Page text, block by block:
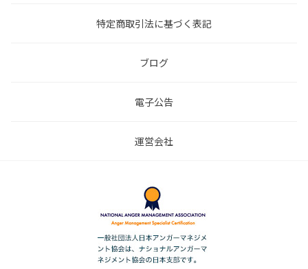
特定商取引法に基づく表記
ブログ
電子公告
運営会社